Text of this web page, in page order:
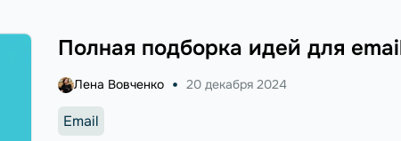
Полная подборка идей для
Лена Вовченко 20 декабря 2024
Email